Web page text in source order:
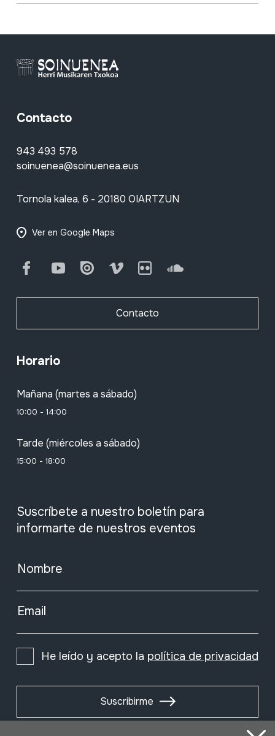
Contacto
943 493 578
soinuenea@soinuenea.eus
Tornola kalea, 6 - 20180 OIARTZUN
Ver en Google Maps
FacebookYoutube Issuu Vimeo Flickr SoundCloud
Contacto
Horario
Mañana (martes a sábado)
10:00 - 14:00
Tarde (miércoles a sábado)
15:00 - 18:00
Suscríbete a nuestro boletín para
informarte de nuestros eventos
Nombre
Email
He leído y acepto la política de privacidad
Suscribirme